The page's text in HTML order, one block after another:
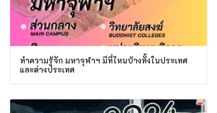
ทำความรู้จัก มหาจุฬาฯ มีที่ไหนบ้างทั้งในประเทศ
และต่างประเทศ